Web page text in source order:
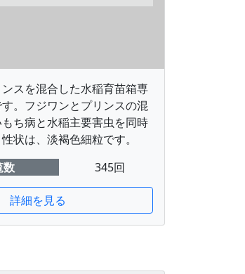
スを混合した水稲育苗箱専
。フジワンとプリンスの混
ち病と水稲主要害虫を同時
状は、淡褐色細粒です。
数
345回
詳細を見る